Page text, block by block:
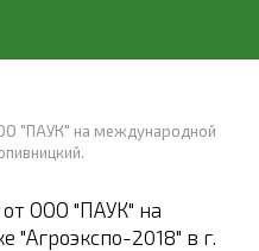
"ПАУК" на международной
ООО "ПАУК" на
"Агроэкспо-2018" в г.